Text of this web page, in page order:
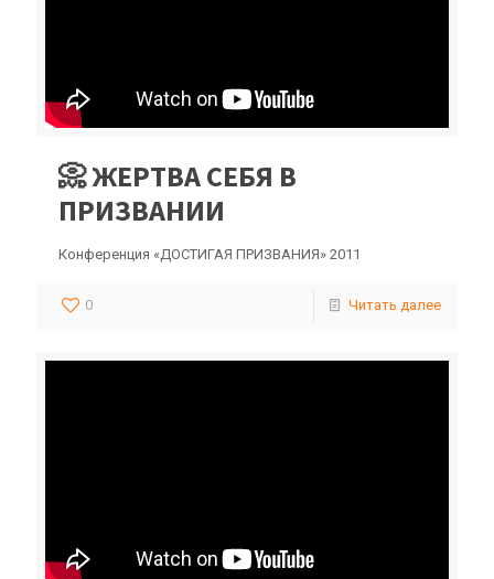
📀 ЖЕРТВА СЕБЯ В
ПРИЗВАНИИ
Конференция «ДОСТИГАЯ ПРИЗВАНИЯ» 2011
0 Читать далее